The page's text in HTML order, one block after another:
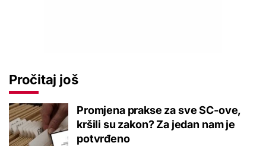
Pročitaj još
Promjena prakse za sve SC-ove,
kršili su zakon? Za jedan nam je
potvrđeno